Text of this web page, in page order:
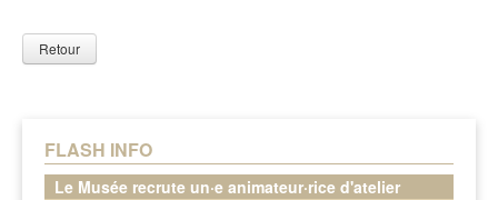
FLASH INFO
Le Musée recrute un·e animateur·rice d'atelier
Retour